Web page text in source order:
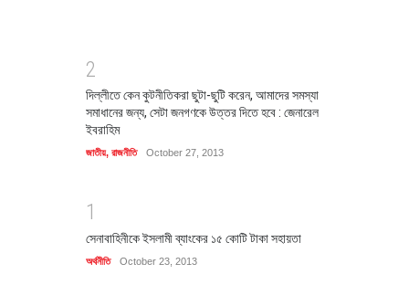
2
দিল্লীতে কেন কুটনীতিকরা ছুটা-ছুটি করেন, আমাদের সমস্যা
সমাধানের জন্য, সেটা জনগণকে উত্তর দিতে হবে : জেনারেল
ইবরাহিম
জাতীয়, রাজনীতি October 27, 2013
1
সেনাবাহিনীকে ইসলামী ব্যাংকের ১৫ কোটি টাকা সহায়তা
অর্থনীতি October 23, 2013